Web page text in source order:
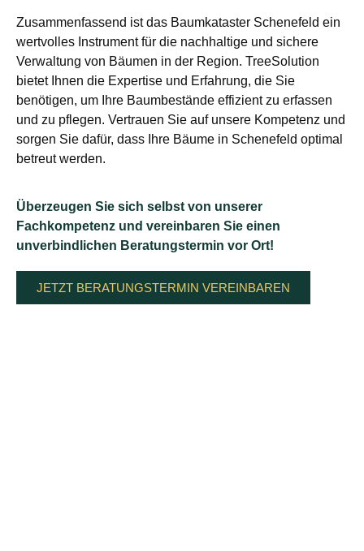
Zusammenfassend ist das Baumkataster Schenefeld ein
wertvolles Instrument für die nachhaltige und sichere
Verwaltung von Bäumen in der Region. TreeSolution
bietet Ihnen die Expertise und Erfahrung, die Sie
benötigen, um Ihre Baumbestände effizient zu erfassen
und zu pflegen. Vertrauen Sie auf unsere Kompetenz und
sorgen Sie dafür, dass Ihre Bäume in Schenefeld optimal
betreut werden.
Überzeugen Sie sich selbst von unserer
Fachkompetenz und vereinbaren Sie einen
unverbindlichen Beratungstermin vor Ort!
JETZT BERATUNGSTERMIN VEREINBAREN